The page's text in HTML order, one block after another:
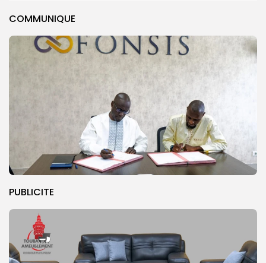
COMMUNIQUE
PUBLICITE